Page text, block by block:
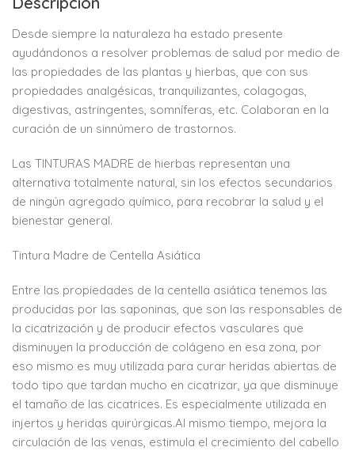
Desde siempre la naturaleza ha estado presente
ayudándonos a resolver problemas de salud por medio de
las propiedades de las plantas y hierbas, que con sus
propiedades analgésicas, tranquilizantes, colagogas,
digestivas, astringentes, somníferas, etc. Colaboran en la
curación de un sinnúmero de trastornos.
Las TINTURAS MADRE de hierbas representan una
alternativa totalmente natural, sin los efectos secundarios
de ningún agregado químico, para recobrar la salud y el
bienestar general.
Tintura Madre de Centella Asiática
Entre las propiedades de la centella asiática tenemos las
producidas por las saponinas, que son las responsables de
la cicatrización y de producir efectos vasculares que
disminuyen la producción de colágeno en esa zona, por
eso mismo es muy utilizada para curar heridas abiertas de
todo tipo que tardan mucho en cicatrizar, ya que disminuye
el tamaño de las cicatrices. Es especialmente utilizada en
injertos y heridas quirúrgicas.Al mismo tiempo, mejora la
circulación de las venas, estimula el crecimiento del cabello